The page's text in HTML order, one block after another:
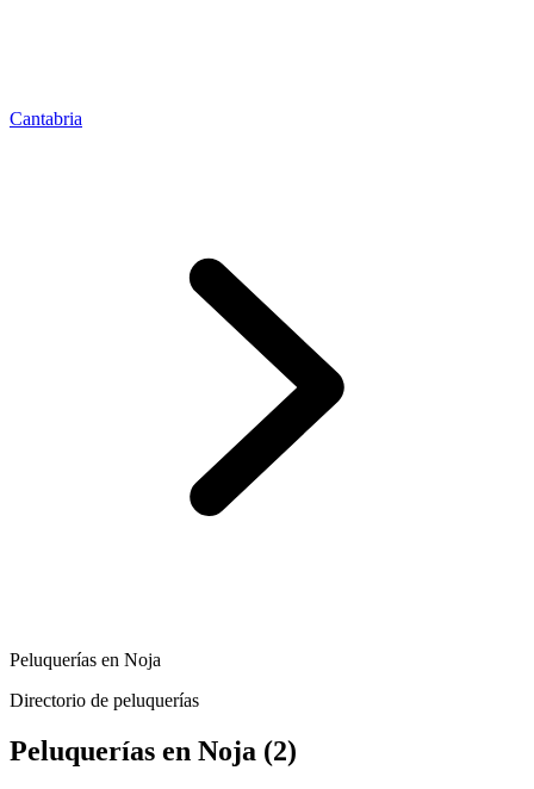
Cantabria
Peluquerías en Noja
Directorio de peluquerías
Peluquerías en Noja (2)